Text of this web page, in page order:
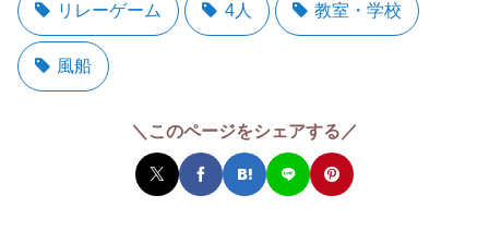
リレーゲーム 4人 教室・学校
風船
＼このページをシェアする／